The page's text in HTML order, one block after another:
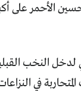
على أكبر مخصص
لدخل النخب
في